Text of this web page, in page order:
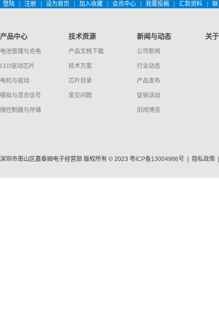
登陆 注册 设为首页 加入收藏 会员中心 我要投稿 汇款资料
产品中心
电池管理与充电
LED驱动芯片
电机与驱动
模拟与混合信号
微控制器与存储
技术资源
产品文档下载
技术方案
芯片目录
常见问题
新闻与动态
公司新闻
行业动态
产品发布
促销活动
旧闻博览
关
深圳市南山区嘉泰姆电子经营部 版权所有 © 2023 粤ICP备13004986号 隐私政策